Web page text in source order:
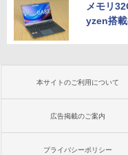
メモリ
yzen搭
本サイトのご利用について
広告掲載のご案内
プライバシーポリシー